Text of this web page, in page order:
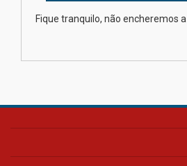
na educação
Fique tranquilo, não encheremos